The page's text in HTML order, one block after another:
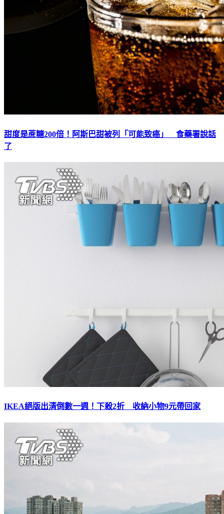
甜度是蔗糖200倍！阿斯巴甜被列「可能致癌」 食藥署說話
了
IKEA絕版出清倒數一週！下殺2折 收納小物9元帶回家